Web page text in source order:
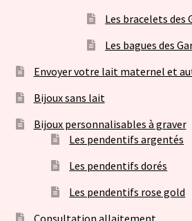
Les bracelets des
Les bagues des
Envoyer votre lait maternel et
Bijoux sans lait
Bijoux personnalisables à graver
Les pendentifs argentés
Les pendentifs dorés
Les pendentifs rose gold
Consultation allaitement